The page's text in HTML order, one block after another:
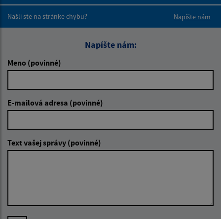
Našli ste na stránke chybu?
Napíšte nám
Napíšte nám:
Meno (povinné)
E-mailová adresa (povinné)
Text vašej správy (povinné)